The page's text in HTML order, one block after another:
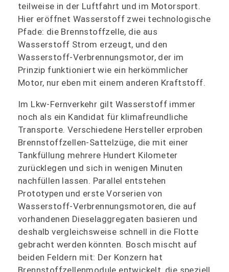
teilweise in der Luftfahrt und im Motorsport.
Hier eröffnet Wasserstoff zwei technologische
Pfade: die Brennstoffzelle, die aus
Wasserstoff Strom erzeugt, und den
Wasserstoff-Verbrennungsmotor, der im
Prinzip funktioniert wie ein herkömmlicher
Motor, nur eben mit einem anderen Kraftstoff.
Im Lkw-Fernverkehr gilt Wasserstoff immer
noch als ein Kandidat für klimafreundliche
Transporte. Verschiedene Hersteller erproben
Brennstoffzellen-Sattelzüge, die mit einer
Tankfüllung mehrere Hundert Kilometer
zurücklegen und sich in wenigen Minuten
nachfüllen lassen. Parallel entstehen
Prototypen und erste Vorserien von
Wasserstoff-Verbrennungsmotoren, die auf
vorhandenen Dieselaggregaten basieren und
deshalb vergleichsweise schnell in die Flotte
gebracht werden könnten. Bosch mischt auf
beiden Feldern mit: Der Konzern hat